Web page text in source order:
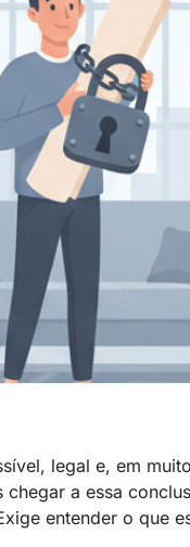
legal e, em
chegar a essa
entender o que